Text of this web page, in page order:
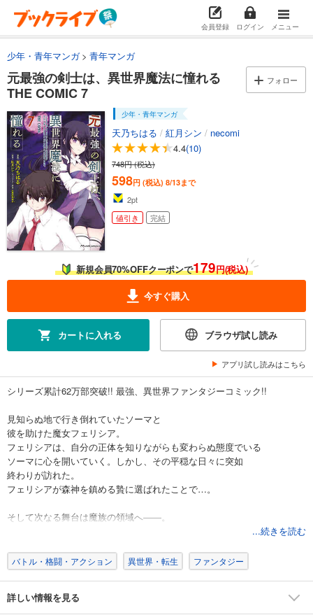
会員登録 ログイン メニュー
少年・青年マンガ 青年マンガ
元最強の剣士は、異世界魔法に憧れる
THE COMIC 7
フォロー
少年・青年マンガ
天乃ちはる / 紅月シン / necomi
4.4(10)
748円 (税込)
598円 (税込) 8/13まで
2pt
値引き
完結
新規会員70%OFFクーポンで179円(税込)
今すぐ購入
カートに入れる ブラウザ試し読み
アプリ試し読みはこちら
シリーズ累計62万部突破!! 最強、異世界ファンタジーコミック!!
見知らぬ地で行き倒れていたソーマと
彼を助けた魔女フェリシア。
フェリシアは、自分の正体を知りながらも変わらぬ態度でいる
ソーマに心を開いていく。しかし、その平穏な日々に突如
終わりが訪れた。
フェリシアが森神を鎮める贄に選ばれたことで…。
そして次なる舞台は魔族の領域へ――。
WEBコミック誌「コミックライド」2022年2月号～2022年7月号
同単話版単話版42話～47話までを収録しています。
...続きを読む
バトル・格闘・アクション 異世界・転生 ファンタジー
詳しい情報を見る